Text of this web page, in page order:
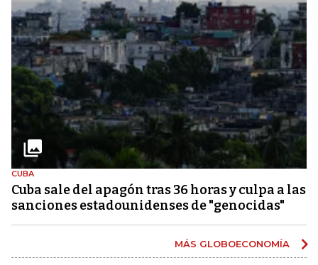
CUBA
Cuba sale del apagón tras 36 horas y culpa a las
sanciones estadounidenses de "genocidas"
MÁS GLOBOECONOMÍA